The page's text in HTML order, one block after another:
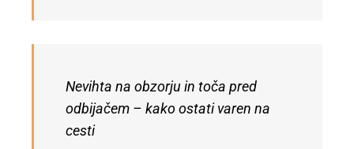
Nevihta na obzorju in toča pred
odbijačem – kako ostati varen na
cesti